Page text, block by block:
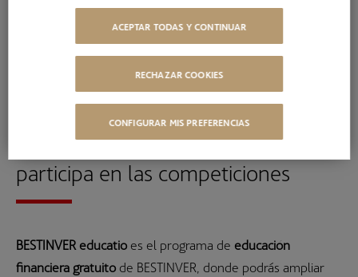
Deuda pública
Deuda subordinada
Ratio de endeudamiento
Descarga BESTINVER educatio y
participa en las competiciones
BESTINVER educatio es el programa de educación
financiera gratuito de BESTINVER, donde podrás ampliar
CONFIGURAR MIS PREFERENCIAS
RECHAZAR COOKIES
ACEPTAR TODAS Y CONTINUAR